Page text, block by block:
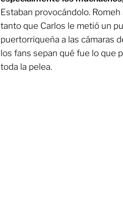
Estaban provocándolo.
tanto que Carlos le metió un
puertorriqueña a las cámaras
los fans sepan qué fue lo que
toda la pelea.